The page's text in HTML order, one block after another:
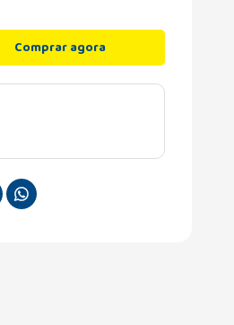
Comprar agora